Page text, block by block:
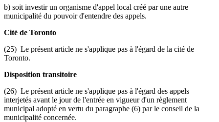
b) soit investir un organisme d'appel local créé par une autre
municipalité du pouvoir d'entendre des appels.
Cité de Toronto
(25) Le présent article ne s'applique pas à l'égard de la cité de
Toronto.
Disposition transitoire
(26) Le présent article ne s'applique pas à l'égard des appels
interjetés avant le jour de l'entrée en vigueur d'un règlement
municipal adopté en vertu du paragraphe (6) par le conseil de la
municipalité concernée.